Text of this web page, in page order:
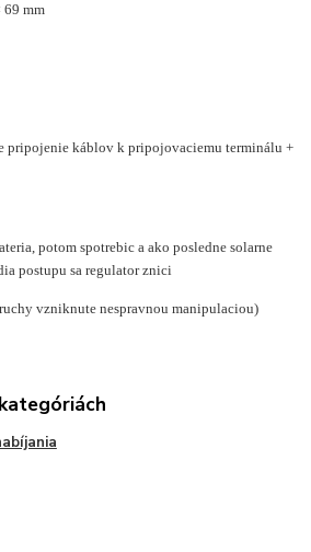
69 mm
pripojenie káblov k pripojovaciemu terminálu +
potom spotrebic a ako posledne solarne
postupu sa regulator znici
vzniknute nespravnou manipulaciou)